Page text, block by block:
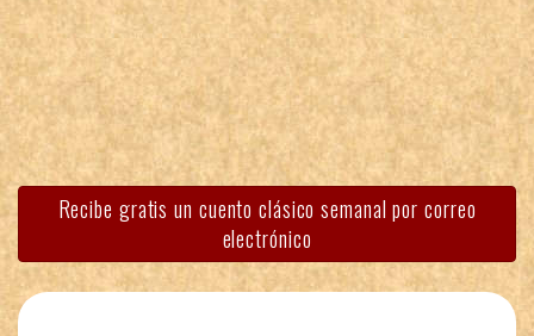
Recibe gratis un cuento clásico semanal por correo
electrónico